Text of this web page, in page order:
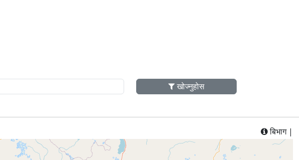
खोज्नुहोस
बिभाग |